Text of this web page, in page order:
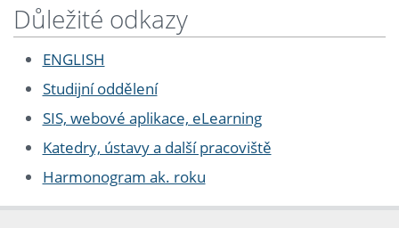
Důležité odkazy
ENGLISH
Studijní oddělení
SIS, webové aplikace, eLearning
Katedry, ústavy a další pracoviště
Harmonogram ak. roku